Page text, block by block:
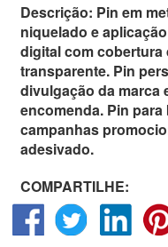
Descrição: Pin em
niquelado e
digital com cobertura
transparente. Pin
divulgação da marca
encomenda. Pin para
campanhas
adesivado.
COMPARTILHE: